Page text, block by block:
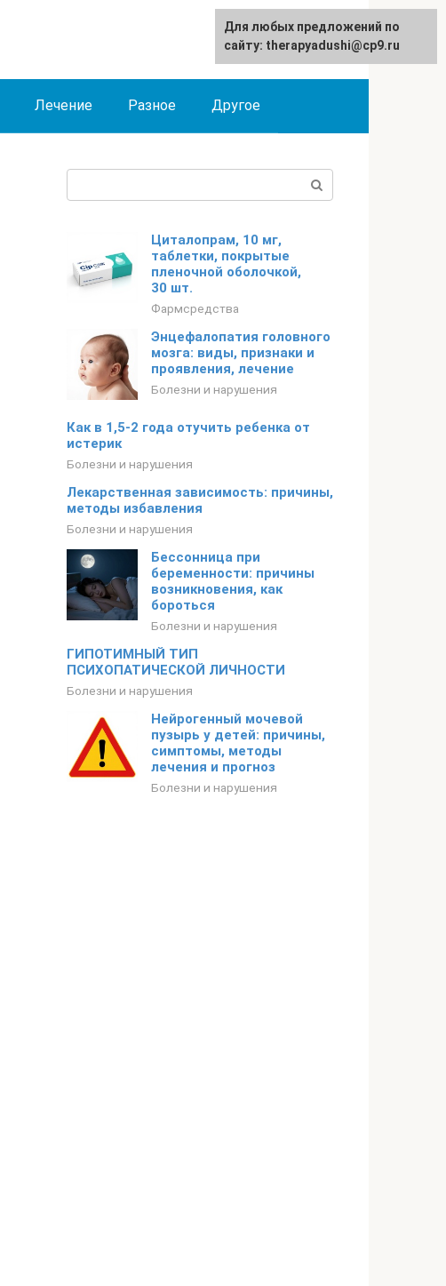
Лечение Разное Другое
Циталопрам, 10 мг,
таблетки, покрытые
пленочной оболочкой,
30 шт.
Фармсредства
Энцефалопатия головного
мозга: виды, признаки и
проявления, лечение
Болезни и нарушения
Как в 1,5-2 года отучить ребенка от
истерик
Болезни и нарушения
Лекарственная зависимость: причины,
методы избавления
Болезни и нарушения
Бессонница при
беременности: причины
возникновения, как
бороться
Болезни и нарушения
ГИПОТИМНЫЙ ТИП
ПСИХОПАТИЧЕСКОЙ ЛИЧНОСТИ
Болезни и нарушения
Нейрогенный мочевой
пузырь у детей: причины,
симптомы, методы
лечения и прогноз
Болезни и нарушения
Для любых предложений по
сайту: therapyadushi@cp9.ru